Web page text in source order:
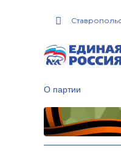
О партии